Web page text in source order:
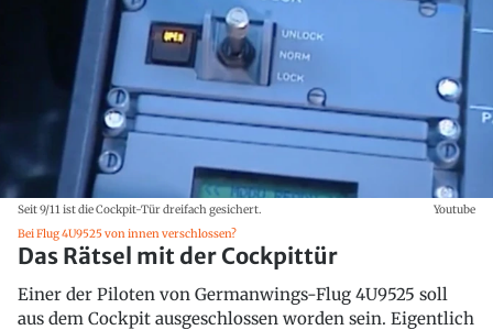
Seit 9/11 ist die Cockpit-Tür dreifach gesichert.
Youtube
Bei Flug 4U9525 von innen verschlossen?
Das Rätsel mit der Cockpittür
Einer der Piloten von Germanwings-Flug 4U9525 soll
aus dem Cockpit ausgeschlossen worden sein. Eigentlich